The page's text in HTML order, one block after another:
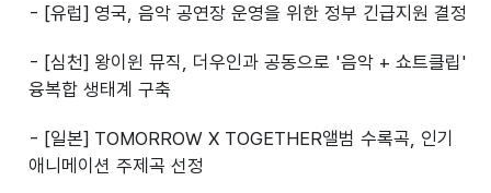
- [유럽] 영국, 음악 공연장 운영을 위한 정부 긴급지원 결정
- [심천] 왕이윈 뮤직, 더우인과 공동으로 '음악 + 쇼트클립'
융복합 생태계 구축
- [일본] TOMORROW X TOGETHER앨범 수록곡, 인기
애니메이션 주제곡 선정